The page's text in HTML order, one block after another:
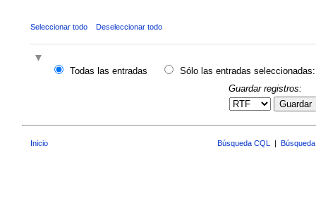
Seleccionar todo Deseleccionar todo
Todas las entradas
Sólo las entradas seleccionadas:
Guardar registros:
Guardar
Inicio Búsqueda CQL